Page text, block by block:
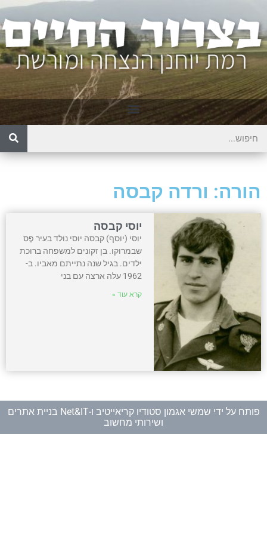
הורה: ורדה קבסה
יוסי קבסה
יוסי (יוסף) קבסה יוסי נולד בעיר פֶס
שבמרוקו. בן זקונים למשפחה ברוכת
ילדים. בגיל שנה נתייתם מאביו. ב-
1962 עלה ארצה עם בני
קרא עוד »
פותח על ידי שמשי אגמון סטודיו קריאייטיב ו-
Net&IT בניית אתרים
ושירותי מחשוב